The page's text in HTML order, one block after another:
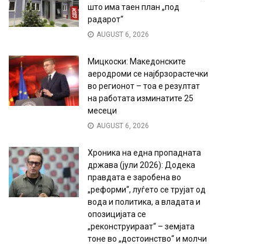
што има таен план „под
радарот“
AUGUST 6, 2026
Мицкоски: Македонските
аеродроми се најбрзорастечки
во регионот – тоа е резултат
на работата изминатите 25
месеци
AUGUST 6, 2026
Хроника на една пропадната
држава (јули 2026): Додека
правдата е заробена во
„реформи“, луѓето се трујат од
вода и политика, а владата и
опозицијата се
„реконструираат“ – земјата
тоне во „достоинство“ и молчи